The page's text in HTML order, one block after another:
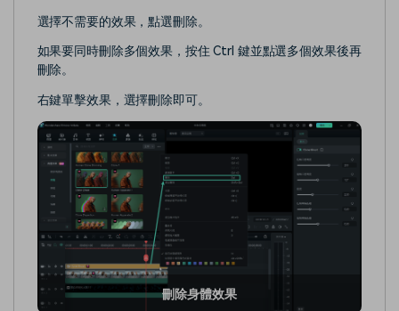
選擇不需要的效果，點選刪除。
如果要同時刪除多個效果，按住 Ctrl 鍵並點選多個效果後再
刪除。
右鍵單擊效果，選擇刪除即可。
刪除身體效果